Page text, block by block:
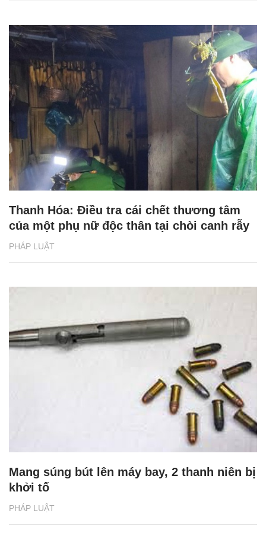
PHÁP LUẬT
Thanh Hóa: Điều tra cái chết thương tâm
của một phụ nữ độc thân tại chòi canh rẫy
PHÁP LUẬT
Mang súng bút lên máy bay, 2 thanh niên bị
khởi tố